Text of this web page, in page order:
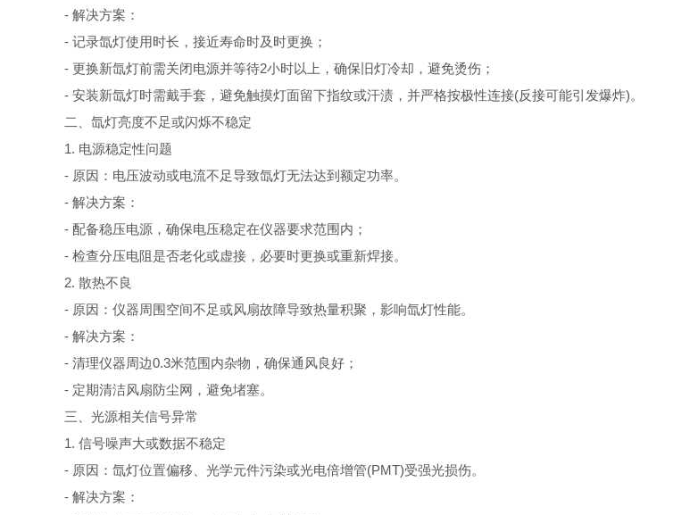
- 解决方案：
- 记录氙灯使用时长，接近寿命时及时更换；
- 更换新氙灯前需关闭电源并等待2小时以上，确保旧灯冷却，避免烫伤；
- 安装新氙灯时需戴手套，避免触摸灯面留下指纹或汗渍，并严格按极性连接(反接可能引发爆炸)。
二、氙灯亮度不足或闪烁不稳定
1. 电源稳定性问题
- 原因：电压波动或电流不足导致氙灯无法达到额定功率。
- 解决方案：
- 配备稳压电源，确保电压稳定在仪器要求范围内；
- 检查分压电阻是否老化或虚接，必要时更换或重新焊接。
2. 散热不良
- 原因：仪器周围空间不足或风扇故障导致热量积聚，影响氙灯性能。
- 解决方案：
- 清理仪器周边0.3米范围内杂物，确保通风良好；
- 定期清洁风扇防尘网，避免堵塞。
三、光源相关信号异常
1. 信号噪声大或数据不稳定
- 原因：氙灯位置偏移、光学元件污染或光电倍增管(PMT)受强光损伤。
- 解决方案：